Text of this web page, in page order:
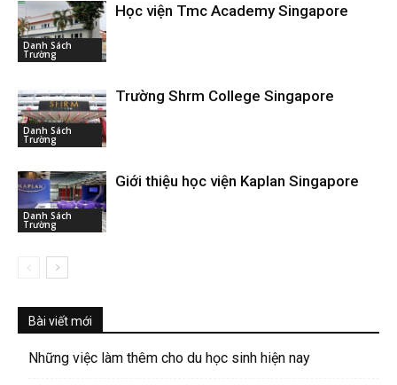
Danh Sách
Trường
Học viện Tmc Academy Singapore
Danh Sách
Trường
Trường Shrm College Singapore
Danh Sách
Trường
Giới thiệu học viện Kaplan Singapore
Bài viết mới
Những việc làm thêm cho du học sinh hiện nay